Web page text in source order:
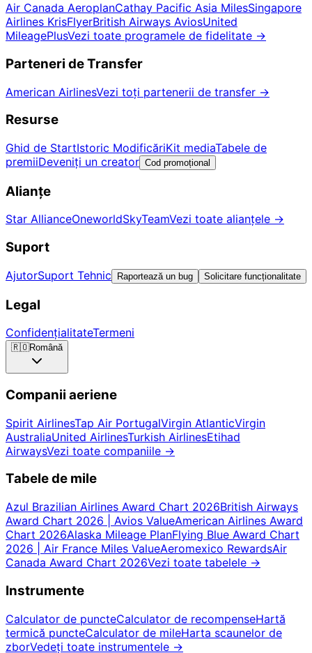
Air Canada AeroplanCathay Pacific Asia MilesSingapore
Airlines KrisFlyerBritish Airways AviosUnited
MileagePlusVezi toate programele de fidelitate →
Parteneri de Transfer
American AirlinesVezi toți partenerii de transfer →
Resurse
Ghid de StartIstoric ModificăriKit mediaTabele de
premiiDeveniți un creator Cod promoțional
Alianțe
Star AllianceOneworldSkyTeamVezi toate alianțele →
Suport
AjutorSuport Tehnic Raportează un bug Solicitare funcționalitate
Legal
ConfidențialitateTermeni
🇷🇴Română
Companii aeriene
Spirit AirlinesTap Air PortugalVirgin AtlanticVirgin
AustraliaUnited AirlinesTurkish AirlinesEtihad
AirwaysVezi toate companiile →
Tabele de mile
Azul Brazilian Airlines Award Chart 2026British Airways
Award Chart 2026 | Avios ValueAmerican Airlines Award
Chart 2026Alaska Mileage PlanFlying Blue Award Chart
2026 | Air France Miles ValueAeromexico RewardsAir
Canada Award Chart 2026Vezi toate tabelele →
Instrumente
Calculator de puncteCalculator de recompenseHartă
termică puncteCalculator de mileHarta scaunelor de
zborVedeți toate instrumentele →